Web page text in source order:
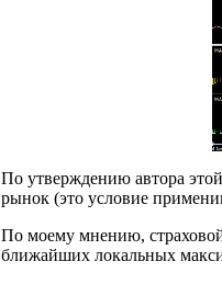
По утверждению автора
рынок (это условие
По моему мнению,
ближайших локальных